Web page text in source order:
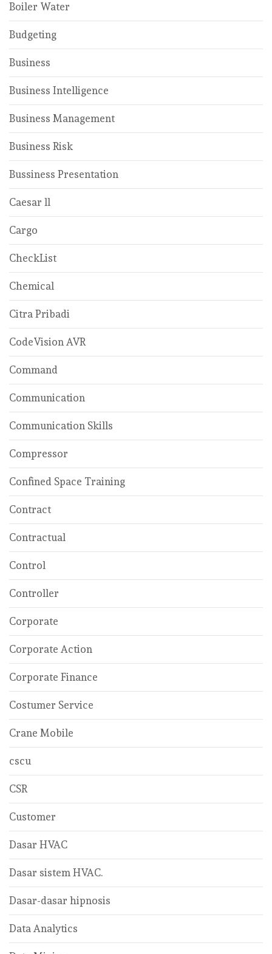
Boiler Water
Budgeting
Business
Business Intelligence
Business Management
Business Risk
Bussiness Presentation
Caesar ll
Cargo
CheckList
Chemical
Citra Pribadi
CodeVision AVR
Command
Communication
Communication Skills
Compressor
Confined Space Training
Contract
Contractual
Control
Controller
Corporate
Corporate Action
Corporate Finance
Costumer Service
Crane Mobile
cscu
CSR
Customer
Dasar HVAC
Dasar sistem HVAC.
Dasar-dasar hipnosis
Data Analytics